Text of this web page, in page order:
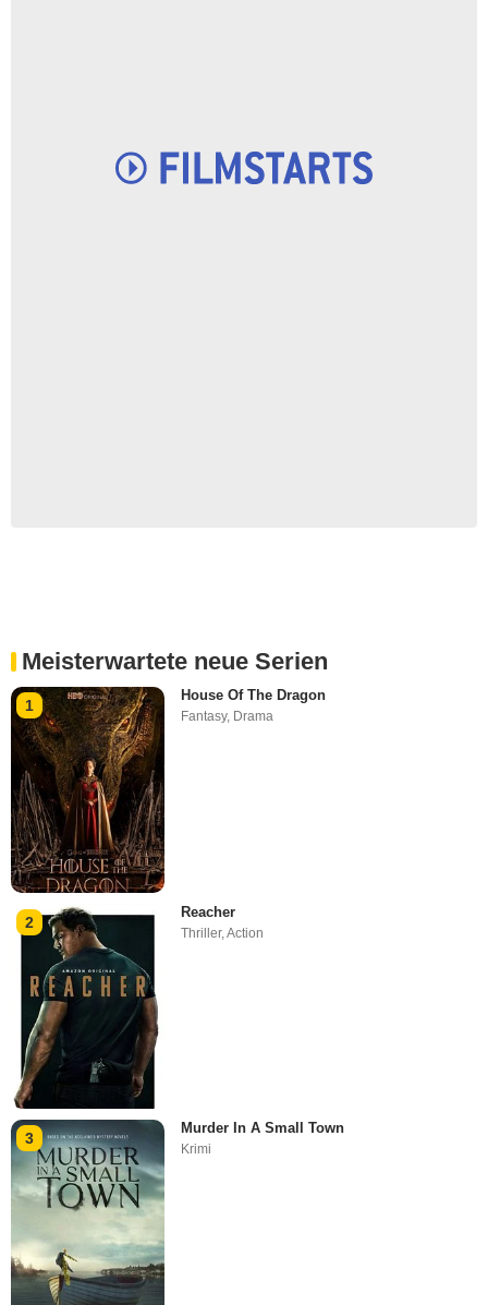
Meisterwartete neue Serien
1
House Of The Dragon
Fantasy, Drama
2
Reacher
Thriller,Action
3
Murder In A Small Town
Krimi